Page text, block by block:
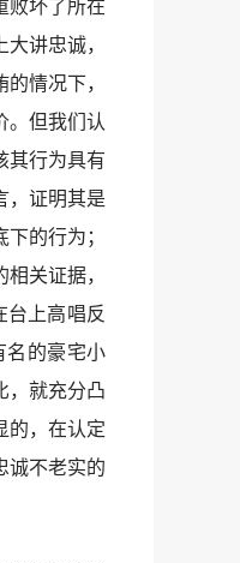
败坏了所在
讲忠诚，
情况下，
。但我们认
其行为具有
，证明其是
的行为；
关证据，
台上高唱反
名的豪宅小
，就充分凸
的，在认定
诚不老实的